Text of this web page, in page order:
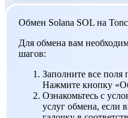
Обмен Solana SOL на
Для обмена вам
шагов:
Заполните все
Нажмите кнопку
Ознакомьтесь с
услуг обмена, если